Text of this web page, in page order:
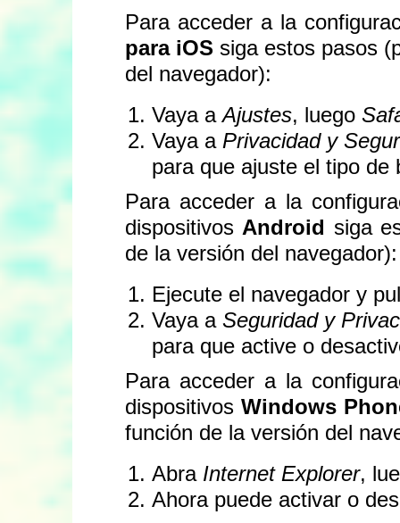
Para acceder a la
para iOS siga estos pasos
del navegador):
Vaya aAjustes, luego
Vaya a Privacidad y
para que ajuste el tipo de
Para acceder a la
dispositivos Android siga
de la versión del navegador):
Ejecute el navegador y
Vaya a Seguridad y
para que active o
Para acceder a la
dispositivos Windows
función de la versión del
Abra Internet Explorer,
Ahora puede activar o